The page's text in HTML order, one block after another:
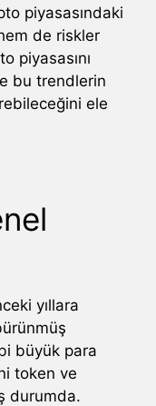
piyasasındaki
de riskler
piyasasını
bu trendlerin
ele
yıllara
büyük para
token ve
durumda.